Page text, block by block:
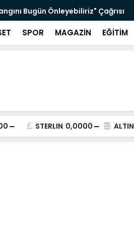
Bugün Önleyebiliriz" Çağrısı
SPOR MAGAZİN EĞİTİM
STERLIN 0,0000 ALTIN